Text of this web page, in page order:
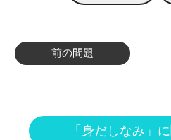
前の問題
「身だしなみ」